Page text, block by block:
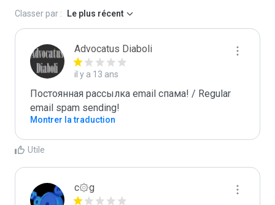
Classer par : Le plus récent
Advocatus Diaboli
il y a 13 ans
Постоянная рассылка email спама! / Regular
email spam sending!
Montrer la traduction
Utile
c۞g